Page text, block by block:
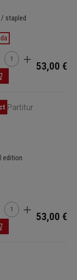
legt das Original
es erstmals
/ stapled
Quantity:
53,00 €
Partitur
edition
Quantity:
53,00 €